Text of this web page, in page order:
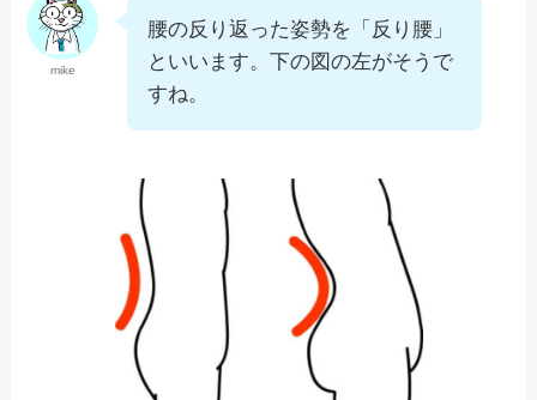
mike
腰の反り返った姿勢を「反り腰」
といいます。下の図の左がそうで
すね。